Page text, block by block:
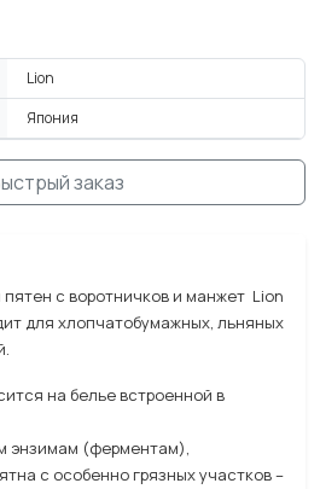
Lion
Япония
заказ
с воротничков и манжет Lion
для хлопчатобумажных, льняных
на белье встроенной в
энзимам (ферментам),
с особенно грязных участков –